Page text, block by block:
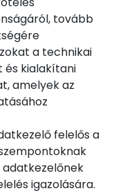
tovább
a technikai
és kialakítani
amelyek az
felelős a
igazolására.